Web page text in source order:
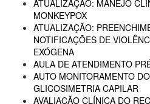
ATUALIZAÇÃO: MANEJO
MONKEYPOX
ATUALIZAÇÃO:
NOTIFICAÇÕES DE
EXÓGENA
AULA DE ATENDIMENTO
AUTO MONITORAMENTO
GLICOSIMETRIA CAPILAR
AVALIAÇÃO CLÍNICA DO